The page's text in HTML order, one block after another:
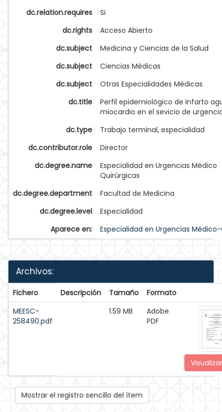
dc.relation.requires
Si
dc.rights
Acceso Abierto
dc.subject
Medicina y Ciencias de la Salud
dc.subject
Ciencias Médicas
dc.subject
Otras Especialidades Médicas
dc.title
Perfil epidemiológico de infarto
miocardio en el sevicio de
dc.type
Trabajo terminal, especialidad
dc.contributor.role
Director
dc.degree.name
Especialidad en Urgencias Médico
Quirúrgicas
dc.degree.department
Facultad de Medicina
dc.degree.level
Especialidad
Aparece en:
Especialidad en Urgencias
Archivos:
Fichero Descripción Tamaño
Formato
MEESC-
258490.pdf
1.59 MB
Adobe
PDF
Mostrar el registro sencillo del ítem